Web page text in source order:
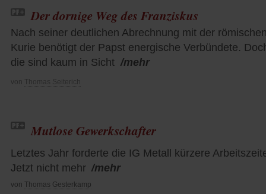
Der dornige Weg des Franziskus
Nach seiner deutlichen Abrechnung mit der
Kurie benötigt der Papst energische Verbündete.
die sind kaum in Sicht /mehr
von Thomas Seiterich
Mutlose Gewerkschafter
Letztes Jahr forderte die IG Metall kürzere
Jetzt nicht mehr /mehr
von Thomas Gesterkamp